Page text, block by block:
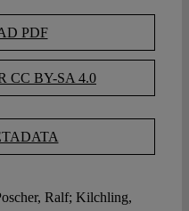
PDF
CC BY-SA 4.0
Ralf; Kilchling,